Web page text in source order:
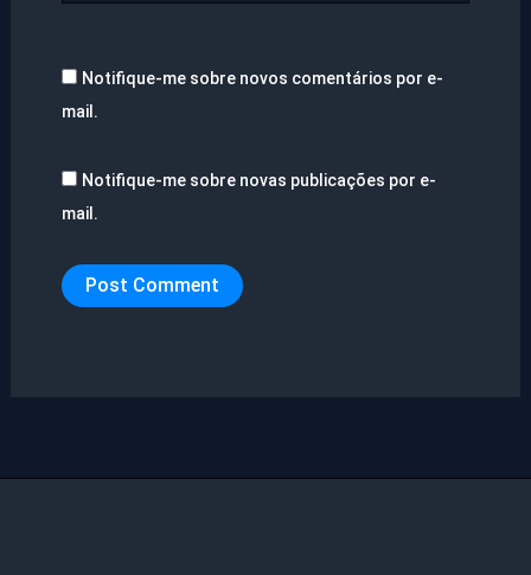
Notifique-me sobre novos comentários por e-
mail.
Notifique-me sobre novas publicações por e-
mail.